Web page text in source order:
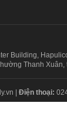
Building,
Thanh Xuân,
| Điện thoại: